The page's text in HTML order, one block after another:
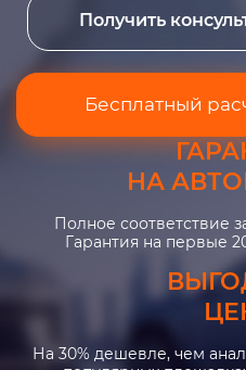
Получить
Бесплатный
НА
Полное соответствие
Гарантия на первые
На 30% дешевле, чем